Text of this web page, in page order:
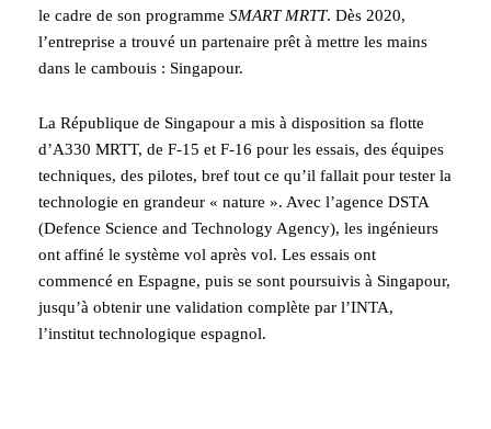
le cadre de son programme SMART MRTT. Dès 2020,
l’entreprise a trouvé un partenaire prêt à mettre les mains
dans le cambouis : Singapour.
La République de Singapour a mis à disposition sa flotte
d’A330 MRTT, de F-15 et F-16 pour les essais, des équipes
techniques, des pilotes, bref tout ce qu’il fallait pour tester la
technologie en grandeur « nature ». Avec l’agence DSTA
(Defence Science and Technology Agency), les ingénieurs
ont affiné le système vol après vol. Les essais ont
commencé en Espagne, puis se sont poursuivis à Singapour,
jusqu’à obtenir une validation complète par l’INTA,
l’institut technologique espagnol.